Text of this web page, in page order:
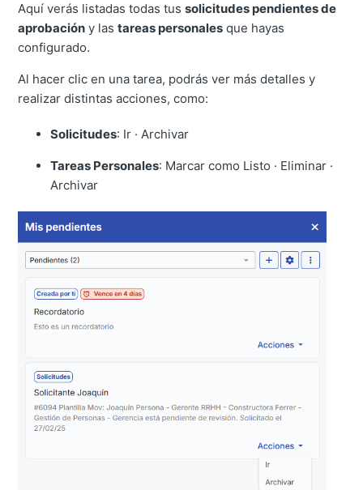
Aquí verás listadas todas tussolicitudes pendientes de
aprobación y lastareas personales que hayas
configurado.
Al hacer clic en una tarea, podrás ver más detalles y
realizar distintas acciones, como:
Solicitudes: Ir · Archivar
Tareas Personales: Marcar como Listo · Eliminar ·
Archivar